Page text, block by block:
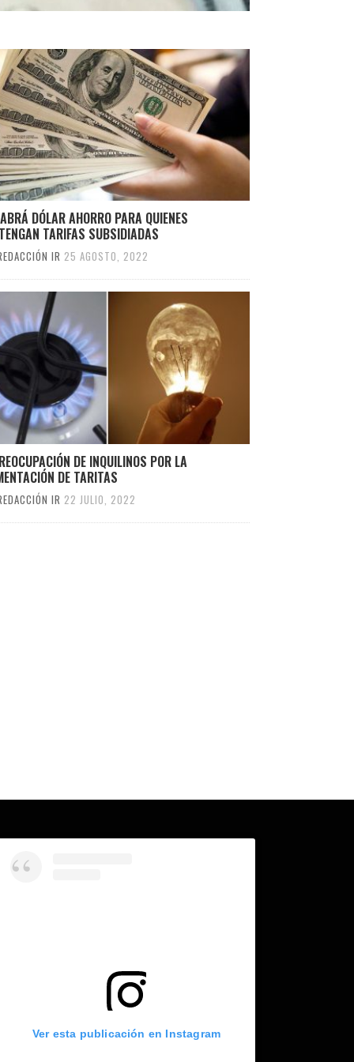
DÓLAR AHORRO PARA QUIENES
TARIFAS SUBSIDIADAS
IR 25 AGOSTO, 2022
DE INQUILINOS POR LA
DE TARITAS
IR 22 JULIO, 2022
Ver esta publicación en Instagram